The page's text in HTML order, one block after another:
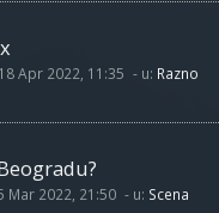
18 Apr 2022, 11:35 - u: Razno
Mar 2022, 21:50 - u: Scena